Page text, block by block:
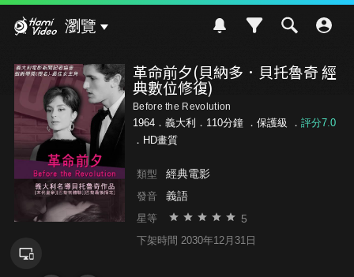
瀏覽
革命前夕(貝納多．貝托魯奇 經
典數位修復)
Before the Revolution
1964．義大利．110分鐘 ． 保護級 ． 評分7.0
．HD畫質
類型 經典電影
發音 義語
星等 5
下架時間 2030年12月31日